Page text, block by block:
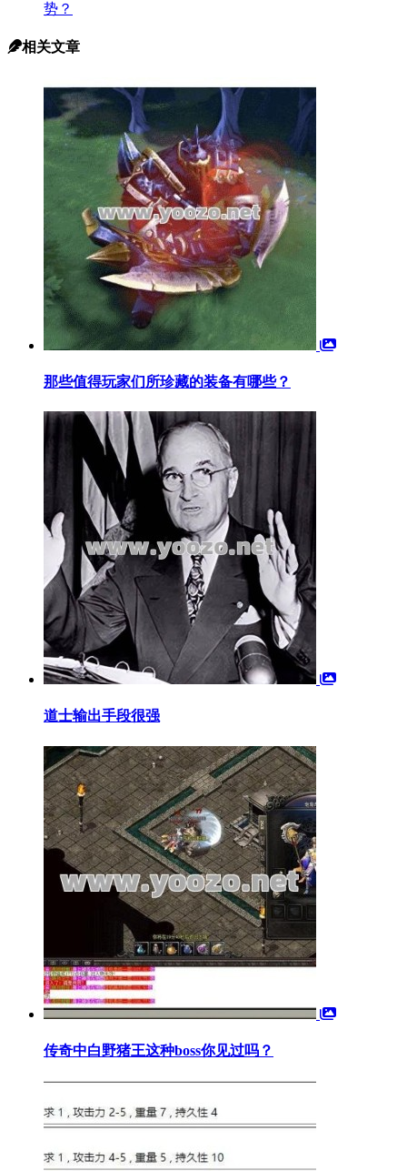
势？
相关文章
那些值得玩家们所珍藏的装备有哪些？
道士输出手段很强
传奇中白野猪王这种boss你见过吗？